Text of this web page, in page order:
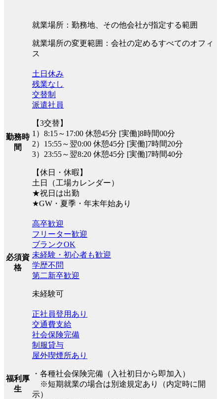
就業場所：勤務地、その他会社が指定する範囲
就業場所の変更範囲：会社の定めるすべてのオフィ
ス
勤務時
間
土日休み
残業なし
交替制
派遣社員
【3交替】
1）8:15～17:00 休憩45分 [実働]8時間00分
2）15:55～翌0:00 休憩45分 [実働]7時間20分
3）23:55～翌8:20 休憩45分 [実働]7時間40分
【休日・休暇】
土日（工場カレンダー）
★祝日は出勤
★GW・夏季・年末年始あり
必須資
格
高卒歓迎
フリーター歓迎
ブランクOK
未経験・初心者も歓迎
学歴不問
第二新卒歓迎
未経験可
福利厚
生
正社員登用あり
交通費支給
社会保険完備
制服貸与
屋外喫煙所あり
・各種社会保険完備（入社初日から即加入）
※短期就業の場合は別途規定あり（内定時に開
示）